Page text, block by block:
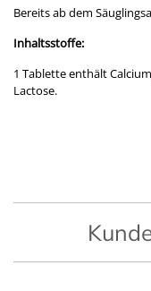
Bereits ab dem
Inhaltsstoffe:
1 Tablette enthält
Lactose.